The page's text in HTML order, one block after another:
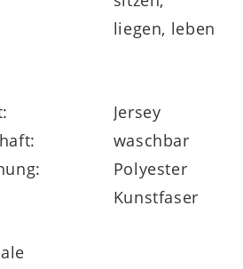
Noppenschaum
liegen, leben
Jersey
waschbar
Polyester
Kunstfaser